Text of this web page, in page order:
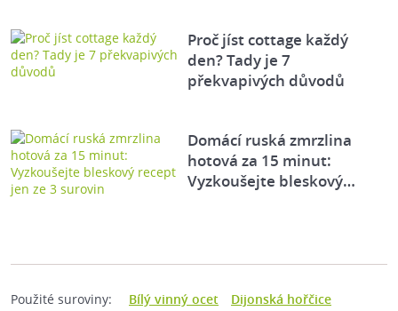
Proč jíst cottage každý
den? Tady je 7
překvapivých důvodů
Domácí ruská zmrzlina
hotová za 15 minut:
Vyzkoušejte bleskový…
Použité suroviny: Bílý vinný ocet
Dijonská hořčice